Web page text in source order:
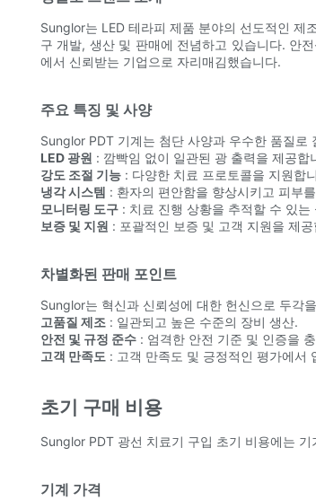
Sunglor는 LED 테라피 제품 분야의 선도적인 제
구 개발, 생산 및 판매에 전념하고 있습니다. 안
에서 신뢰받는 기업으로 자리매김했습니다.
주요 특징 및 사양
Sunglor PDT 기계는 첨단 사양과 우수한 품질로
LED 광원 : 깜빡임 없이 일관된 광 출력을 제공합
강도 조절 기능 : 다양한 치료 프로토콜을 지원합
냉각 시스템 : 환자의 편안함을 향상시키고 피부
모니터링 도구 : 치료 진행 상황을 추적할 수 있는
보증 및 지원 : 포괄적인 보증 및 고객 지원을 제공
차별화된 판매 포인트
Sunglor는 혁신과 신뢰성에 대한 헌신으로 두각
고품질 제조 : 일관되고 높은 수준의 장비 생산.
안전 및 규정 준수 : 엄격한 안전 기준 및 인증을
고객 만족도 : 고객 만족도 및 긍정적인 평가에서
초기 구매 비용
Sunglor PDT 광선 치료기 구입 초기 비용에는
기계 가격